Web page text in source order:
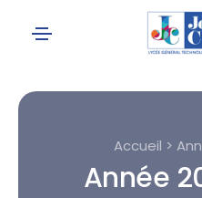
Accueil >
Année